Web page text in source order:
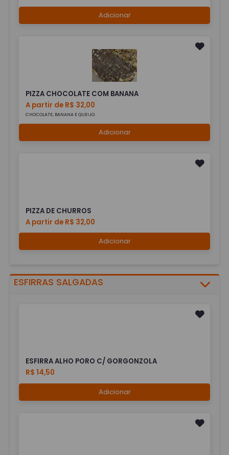
Adicionar
PIZZA CHOCOLATE COM BANANA
A partir de R$ 32,00
CHOCOLATE, BANANA E QUEIJO.
Adicionar
PIZZA DE CHURROS
A partir de R$ 32,00
Adicionar
ESFIRRAS SALGADAS
ESFIRRA ALHO PORO C/ GORGONZOLA
R$ 14,50
Adicionar